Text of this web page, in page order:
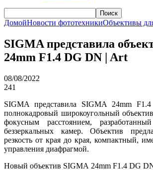
Поиск
ДомойНовости фототехникиОбъективы
SIGMA представила
24mm F1.4 DG DN | Art
08/08/2022
241
SIGMA представила SIGMA 24mm
полнокадровый широкоугольный
фокусным расстоянием,
беззеркальных камер. Объектив
резкость от края до края, компактный,
управления диафрагмой.
Новый объектив SIGMA 24mm F1.4 DG